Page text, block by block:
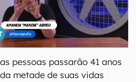
pessoas passarão 41 anos
metade de suas vidas